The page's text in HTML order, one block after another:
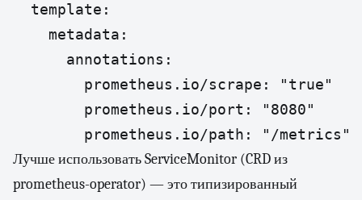
  template:
    metadata:
      annotations:
        prometheus.io/scrape: "true"
        prometheus.io/port: "8080"
        prometheus.io/path: "/metrics"
Лучше использовать ServiceMonitor (CRD из
prometheus-operator) — это типизированный